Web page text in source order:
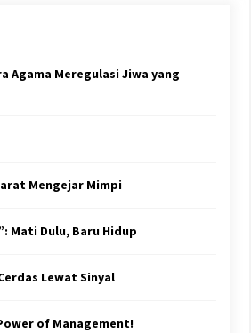
Agama Meregulasi Jiwa yang
Mengejar Mimpi
Mati Dulu, Baru Hidup
Lewat Sinyal
of Management!